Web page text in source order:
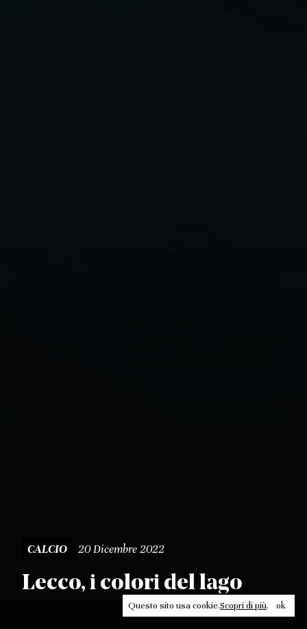
CALCIO 20 Dicembre 2022
Lecco, i colori del lago
Questo sito usa cookie.Scopri di più. ok